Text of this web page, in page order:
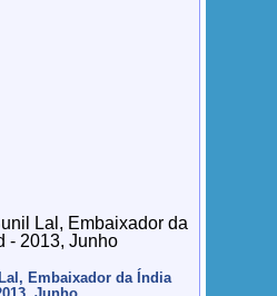
Embaixador da Índia